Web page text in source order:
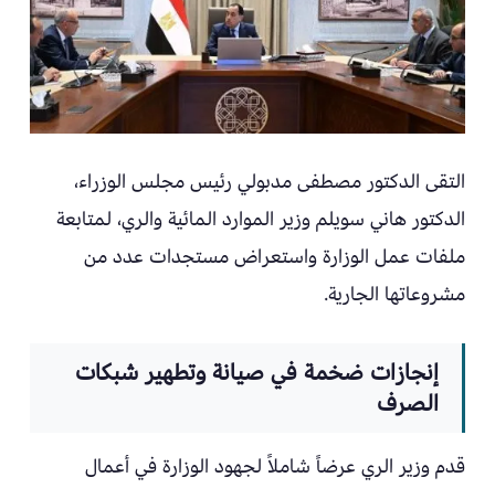
التقى الدكتور مصطفى مدبولي رئيس مجلس الوزراء،
الدكتور هاني سويلم وزير الموارد المائية والري، لمتابعة
ملفات عمل الوزارة واستعراض مستجدات عدد من
مشروعاتها الجارية.
إنجازات ضخمة في صيانة وتطهير شبكات
الصرف
قدم وزير الري عرضاً شاملاً لجهود الوزارة في أعمال